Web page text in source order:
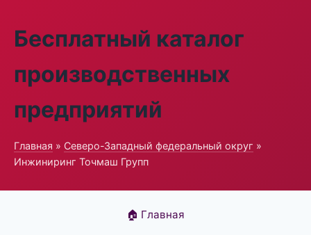
Бесплатный каталог
производственных
предприятий
Главная » Северо-Западный федеральный округ »
Инжиниринг Точмаш Групп
🏠 Главная